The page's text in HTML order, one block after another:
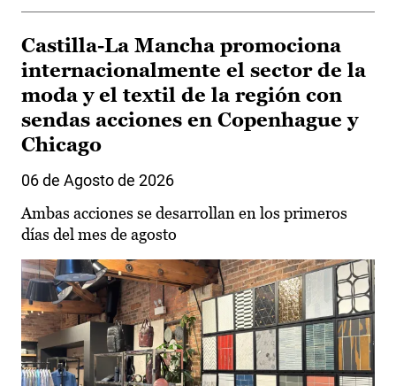
Castilla-La Mancha promociona
internacionalmente el sector de la
moda y el textil de la región con
sendas acciones en Copenhague y
Chicago
06 de Agosto de 2026
Ambas acciones se desarrollan en los primeros
días del mes de agosto